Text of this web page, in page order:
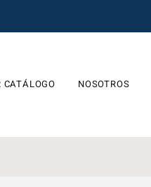
CATÁLOGO NOSOTROS